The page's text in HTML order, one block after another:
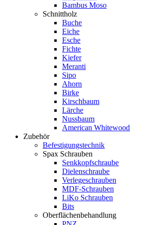
Bambus Moso
Schnittholz
Buche
Eiche
Esche
Fichte
Kiefer
Meranti
Sipo
Ahorn
Birke
Kirschbaum
Lärche
Nussbaum
American Whitewood
Zubehör
Befestigungstechnik
Spax Schrauben
Senkkopfschraube
Dielenschraube
Verlegeschrauben
MDF-Schrauben
LiKo Schrauben
Bits
Oberflächenbehandlung